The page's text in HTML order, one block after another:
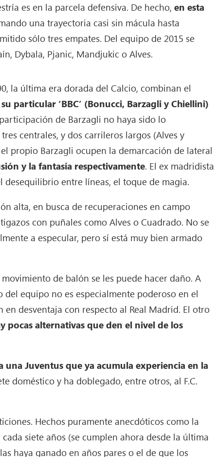
es en la parcela defensiva. De hecho,en esta
una trayectoria casi sin mácula hasta
sólo tres empates. Del equipo de 2015 se
Dybala, Pjanic, Mandjukic o Alves.
la última era dorada del Calcio, combinan el
particular ‘BBC’ (Bonucci, Barzagli y Chiellini)
de Barzagli no haya sido lo
centrales, y dos carrileros largos (Alves y
propio Barzagli ocupen la demarcación de lateral
y la fantasía respectivamente. El ex madridista
entre líneas, el toque de magia.
alta, en busca de recuperaciones en campo
con puñales como Alves o Cuadrado. No se
a especular, pero sí está muy bien armado
de balón se les puede hacer daño. A
equipo no es especialmente poderoso en el
desventaja con respecto al Real Madrid. El otro
pocas alternativas que den el nivel de los
Juventus que ya acumula experiencia en la
doméstico y ha doblegado, entre otros, al F.C.
Hechos puramente anecdóticos como la
siete años (se cumplen ahora desde la última
haya ganado en años pares o el de que los